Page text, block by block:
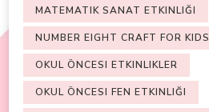
MATEMATIK SANAT ETKINLIĞI
NUMBER EIGHT CRAFT FOR KIDS
OKUL ÖNCESI ETKINLIKLER
OKUL ÖNCESI FEN ETKINLIĞI